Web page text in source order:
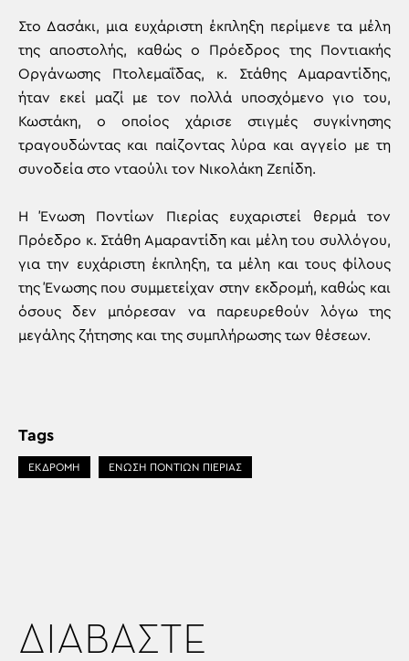
Στο Δασάκι, μια ευχάριστη έκπληξη περίμενε τα μέλη
της αποστολής, καθώς ο Πρόεδρος της Ποντιακής
Οργάνωσης Πτολεμαΐδας, κ. Στάθης Αμαραντίδης,
ήταν εκεί μαζί με τον πολλά υποσχόμενο γιο του,
Κωστάκη, ο οποίος χάρισε στιγμές συγκίνησης
τραγουδώντας και παίζοντας λύρα και αγγείο με τη
συνοδεία στο νταούλι τον Νικολάκη Ζεπίδη.
Η Ένωση Ποντίων Πιερίας ευχαριστεί θερμά τον
Πρόεδρο κ. Στάθη Αμαραντίδη και μέλη του συλλόγου,
για την ευχάριστη έκπληξη, τα μέλη και τους φίλους
της Ένωσης που συμμετείχαν στην εκδρομή, καθώς και
όσους δεν μπόρεσαν να παρευρεθούν λόγω της
μεγάλης ζήτησης και της συμπλήρωσης των θέσεων.
Tags
ΕΚΔΡΟΜΗ ΕΝΩΣΗ ΠΟΝΤΙΩΝ ΠΙΕΡΙΑΣ
ΔΙΑΒΑΣΤΕ